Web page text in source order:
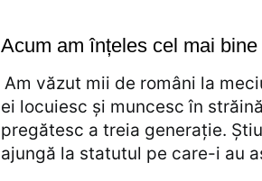
Acum am înțeles cel mai bine
Am văzut mii de români la
ei locuiesc și muncesc în
pregătesc a treia generație.
ajungă la statutul pe care-i au